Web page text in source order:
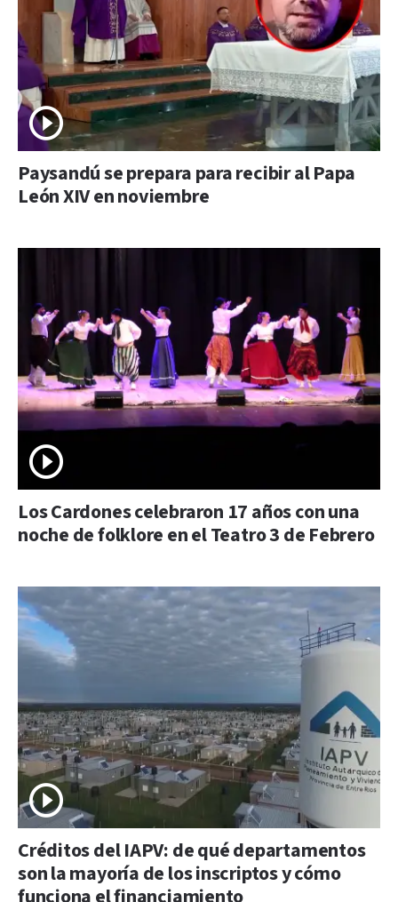
Paysandú se prepara para recibir al Papa
León XIV en noviembre
Los Cardones celebraron 17 años con una
noche de folklore en el Teatro 3 de Febrero
Créditos del IAPV: de qué departamentos
son la mayoría de los inscriptos y cómo
funciona el financiamiento